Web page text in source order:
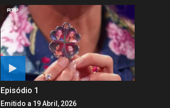
Episódio 1
Emitido a 19 Abril, 2026